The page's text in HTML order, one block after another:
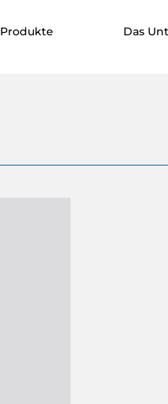
Produkte Das